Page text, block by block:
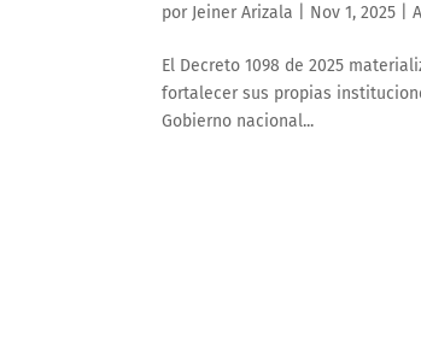
por Jeiner Arizala Nov 1, 2025 |
El Decreto 1098 de 2025
fortalecer sus propias
Gobierno nacional...